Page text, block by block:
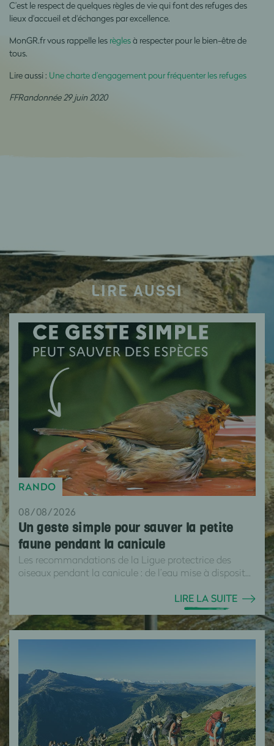
C’est le respect de quelques règles de vie qui font des refuges des
lieux d'accueil et d'échanges par excellence.
MonGR.fr vous rappelle les règlesà respecter pour le bien-être de
tous.
Lire aussi : Une charte d’engagement pour fréquenter les refuges
FFRandonnée 29 juin 2020
LIRE AUSSI
RANDO
08/08/2026
Un geste simple pour sauver la petite
faune pendant la canicule
Les recommandations de la Ligue protectrice des
oiseaux pendant la canicule : de l’eau mise à disposit...
LIRE LA SUITE